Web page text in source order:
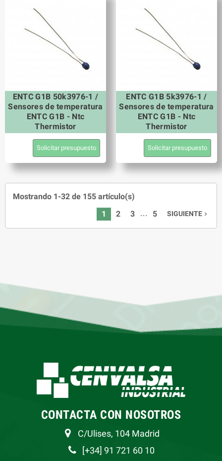
ENTC G1B 50k3976-1 /
Sensores de temperatura
ENTC G1B - Ntc
Thermistor
Solicitar presupuesto
ENTC G1B 5k3976-1 /
Sensores de temperatura
ENTC G1B - Ntc
Thermistor
Solicitar presupuesto
Mostrando 1-32 de 155 artículo(s)
1
2 3 … 5 SIGUIENTE 
CONTACTA CON NOSOTROS
C/Ulises, 104 Madrid
[+34] 91 721 60 10